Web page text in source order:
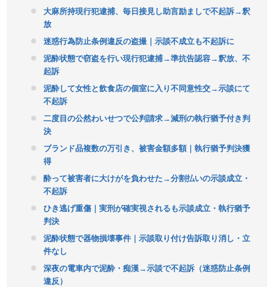
大麻所持現行犯逮捕、毎日接見し助言励ましで不起訴→釈
放
迷惑行為防止条例違反の盗撮｜示談不成立も不起訴に
泥酔状態で窃盗を行い現行犯逮捕→準抗告認容→釈放、不
起訴
泥酔して女性と飲食店の個室に入り不同意性交→示談にて
不起訴
二度目の公然わいせつで公判請求→減刑の執行猶予付き判
決
ブランド品複数の万引き、被害金額多額｜執行猶予判決獲
得
酔って被害者に大けがを負わせた→分割払いの示談成立・
不起訴
ひき逃げ重傷｜実刑が確実視されるも示談成立・執行猶予
判決
泥酔状態で器物損壊事件｜示談取り付け告訴取り消し・立
件なし
深夜の電車内で泥酔・痴漢→示談で不起訴（迷惑防止条例
違反）